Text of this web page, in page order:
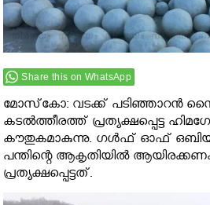
Share this on WhatsApp
മോസ്‌കോ: വടക്ക് പടിഞ്ഞാറന്‍
കടല്‍ത്തീരത്ത് പ്രത്യക്ഷപ്പെട്ട
കൗതുകമാകുന്നു. ഗള്‍ഫ് ഓഫ്
പന്തിന്റെ ആകൃതിയില്‍
പ്രത്യക്ഷപ്പെട്ടത്.